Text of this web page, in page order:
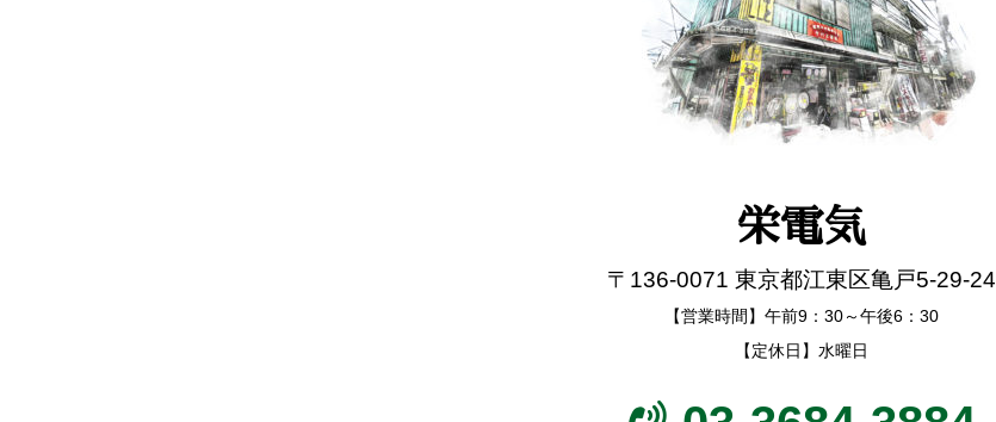
栄電気
〒136-0071 東京都江東区亀戸5-29-24
【営業時間】午前9：30～午後6：30
【定休日】水曜日